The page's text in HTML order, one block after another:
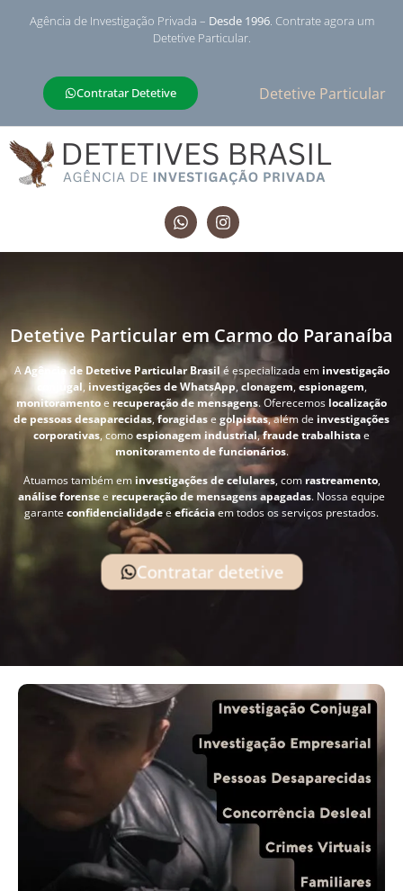
Agência de Investigação Privada – Desde 1996. Contrate agora um
Detetive Particular.
Contratar Detetive Detetive Particular
Detetive Particular em Carmo do Paranaíba
AAgência de Detetive Particular Brasil é especializada em investigação
conjugal, investigações de WhatsApp, clonagem,espionagem,
monitoramentoe recuperação de mensagens. Oferecemos localização
de pessoas desaparecidas, foragidase golpistas, além de investigações
corporativas, comoespionagem industrial,fraude trabalhistae
monitoramento de funcionários.
Atuamos também em investigações de celulares, com rastreamento,
análise forensee recuperação de mensagens apagadas. Nossa equipe
garante confidencialidadeeeficáciaem todos os serviços prestados.
Contratar detetive